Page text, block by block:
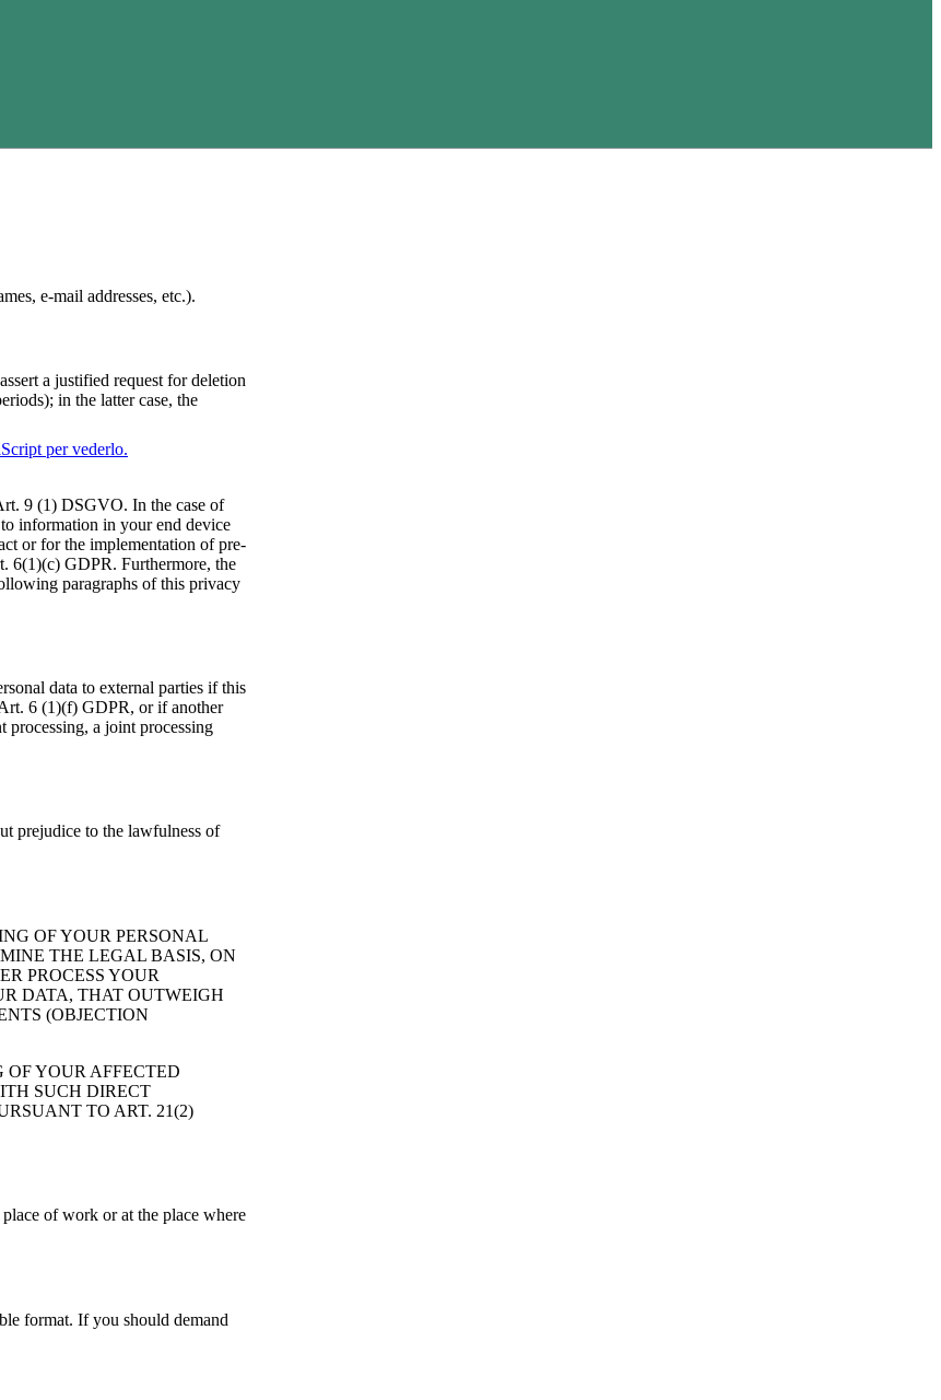
per vederlo.
e-mail addresses, etc.).
a justified request for deletion
in the latter case, the
9 (1) DSGVO. In the case of
information in your end device
or for the implementation of pre-
6(1)(c) GDPR. Furthermore, the
paragraphs of this privacy
data to external parties if this
6 (1)(f) GDPR, or if another
processing, a joint processing
prejudice to the lawfulness of
OF YOUR PERSONAL
THE LEGAL BASIS, ON
PROCESS YOUR
DATA, THAT OUTWEIGH
(OBJECTION
OF YOUR AFFECTED
SUCH DIRECT
TO ART. 21(2)
of work or at the place where
format. If you should demand